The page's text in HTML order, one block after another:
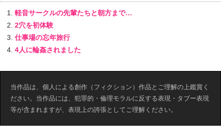
軽音サークルの先輩たちと朝方まで…
2穴を初体験
仕事場の忘年旅行
4人に輪姦されました
当作品は、個人による創作（フィクション）作品とご理解の上鑑賞く
ださい。当作品には、犯罪的・倫理モラルに反する表現・タブー表現
等が含まれますが、表現上の誇張としてご理解ください。